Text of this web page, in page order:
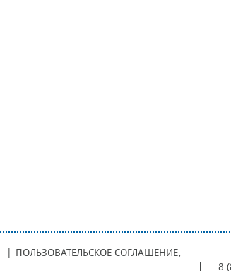
ПОЛЬЗОВАТЕЛЬСКОЕ СОГЛАШЕНИЕ,
8